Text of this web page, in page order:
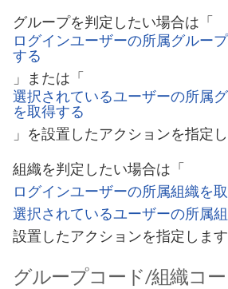
グループを判定したい場合は「
ログインユーザーの所属グルー
する
」または「
選択されているユーザーの所属グ
を取得する
」を設置したアクションを指定し
組織を判定したい場合は「
ログインユーザーの所属組織を
選択されているユーザーの所属
設置したアクションを指定します
グループコード/組織コ